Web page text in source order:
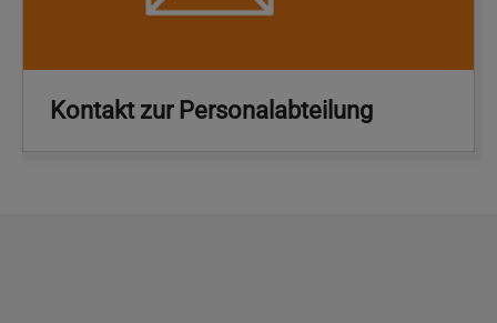
Kontakt zur Personalabteilung